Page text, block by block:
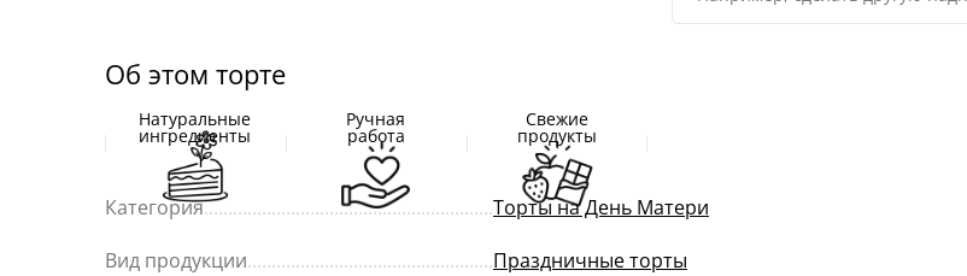
Об этом торте
Натуральные
ингредиенты
Ручная
работа
Свежие
продукты
Категория............................................................Торты на День Матери
Вид продукции...................................................Праздничные торты